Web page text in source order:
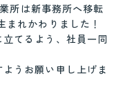
所は新事務所へ移転
れかわりました！
てるよう、社員一同
うお願い申し上げま